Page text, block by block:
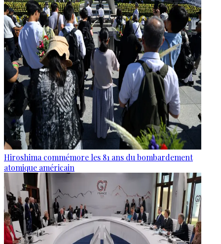
Hiroshima commémore les 81 ans du bombardement
atomique américain